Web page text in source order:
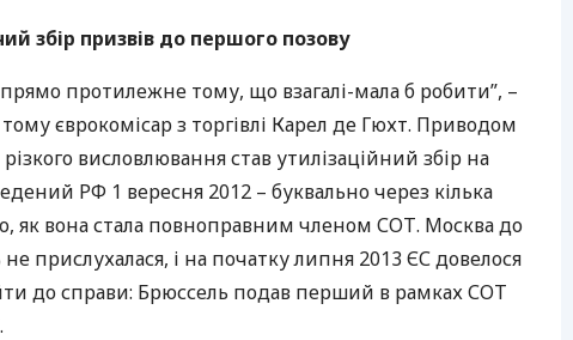
збір призвів до першого позову
прямо протилежне тому, що взагалі-мала б робити”, –
єврокомісар з торгівлі Карел де Гюхт. Приводом
висловлювання став утилізаційний збір на
РФ 1 вересня 2012 – буквально через кілька
як вона стала повноправним членом СОТ. Москва до
прислухалася, і на початку липня 2013 ЄС довелося
до справи: Брюссель подав перший в рамкахСОТ